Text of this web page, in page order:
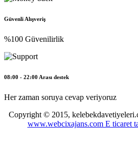
Güvenli Alışveriş
%100 Güvenilirlik
08:00 - 22:00 Arası destek
Her zaman soruya cevap veriyoruz
Copyright © 2015,
www.webcixajans.com E ticaret